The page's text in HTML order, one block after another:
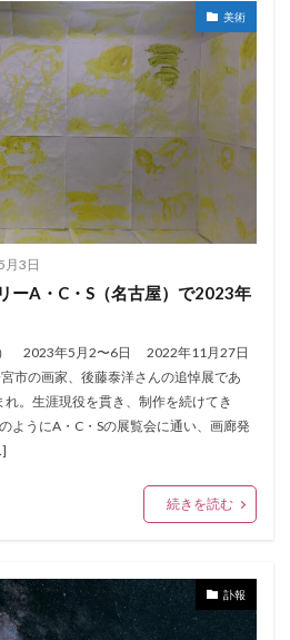
美術
月3日
ーA・C・S（名古屋）で2023年
） 2023年5月2〜6日 2022年11月27日
市の画家、後藤泰洋さんの追悼展であ
。生涯現役を貫き、制作を続けてき
ようにA・C・Sの展覧会に通い、画廊発
続きを読む
訃報